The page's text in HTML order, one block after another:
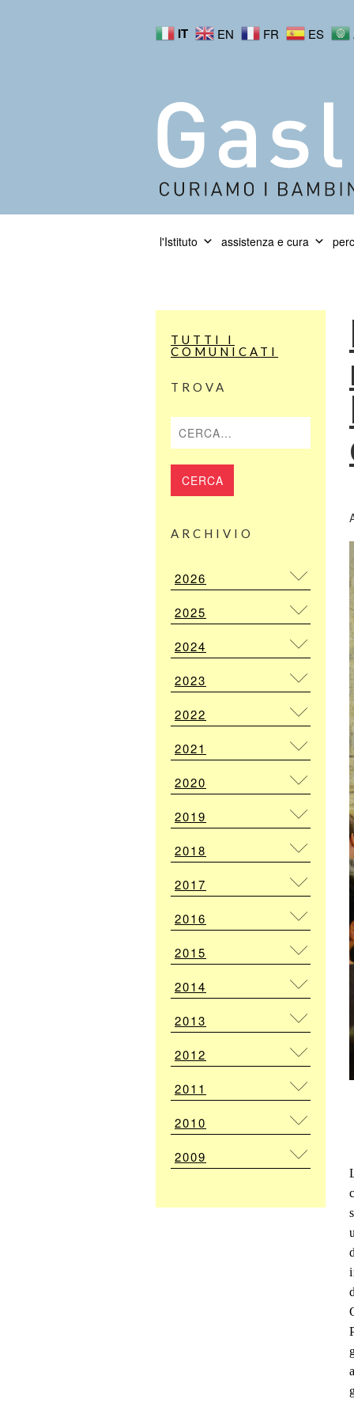
IT EN FR ES
l'Istituto assistenza e cura
TUTTI I
COMUNICATI
TROVA
ARCHIVIO
2026
2025
2024
2023
2022
2021
2020
2019
2018
2017
2016
2015
2014
2013
2012
2011
2010
2009